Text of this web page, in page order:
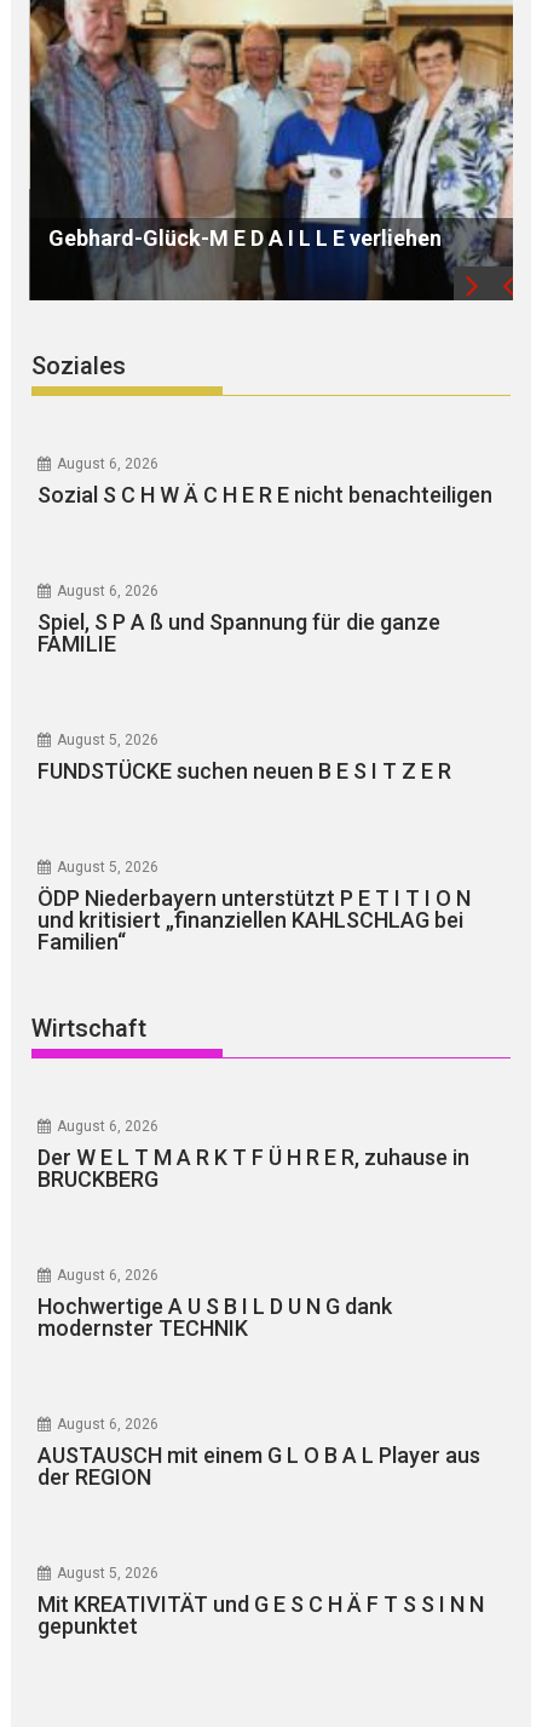
B Ü R G E R S P R E C H S T U N D E mit Ursula
WEGER
Soziales
August 6, 2026
Sozial S C H W Ä C H E R E nicht benachteiligen
August 6, 2026
Spiel, S P A ß und Spannung für die ganze
FAMILIE
August 5, 2026
FUNDSTÜCKE suchen neuen B E S I T Z E R
August 5, 2026
ÖDP Niederbayern unterstützt P E T I T I O N
und kritisiert „finanziellen KAHLSCHLAG bei
Familien“
Wirtschaft
August 6, 2026
Der W E L T M A R K T F Ü H R E R, zuhause in
BRUCKBERG
August 6, 2026
Hochwertige A U S B I L D U N G dank
modernster TECHNIK
August 6, 2026
AUSTAUSCH mit einem G L O B A L Player aus
der REGION
August 5, 2026
Mit KREATIVITÄT und G E S C H Ä F T S S I N N
gepunktet